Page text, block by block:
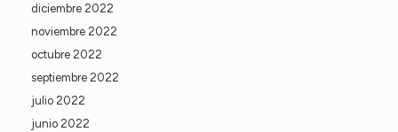
diciembre 2022
noviembre 2022
octubre 2022
septiembre 2022
julio 2022
junio 2022